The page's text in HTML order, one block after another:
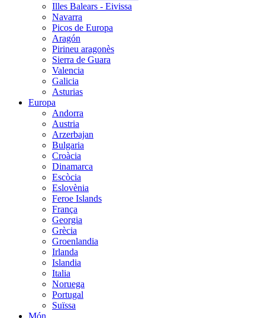
Illes Balears - Eivissa
Navarra
Picos de Europa
Aragón
Pirineu aragonès
Sierra de Guara
Valencia
Galicia
Asturias
Europa
Andorra
Austria
Arzerbajan
Bulgaria
Croàcia
Dinamarca
Escòcia
Eslovènia
Feroe Islands
França
Georgia
Grècia
Groenlandia
Irlanda
Islandia
Italia
Noruega
Portugal
Suïssa
Món